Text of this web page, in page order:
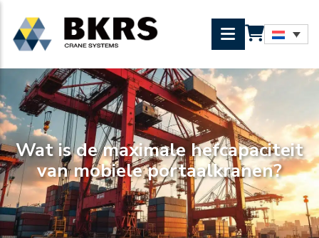
Wat is de maximale hefcapaciteit
van mobiele portaalkranen?